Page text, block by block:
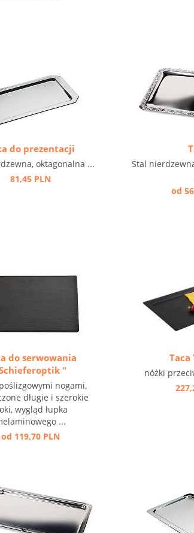
do prezentacji
oktagonalna ...
81,45 PLN
Stal
od
do serwowania
"
nogami,
długie i szerokie
wygląd łupka
...
od 119,70 PLN
Taca
nóżki